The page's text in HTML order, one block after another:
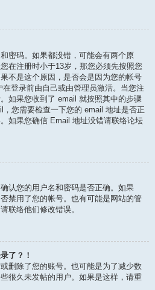
密码。如果都没错，可能会有两个原
在注册时小于13岁，那您必须先按照您
不是这个原因，是否会是因为您的帐号
登录前由自己或由管理员激活。当您注
如果您收到了 email 就按照其中的步骤
您需要检查一下您的 email 地址是否正
如果您确信 Email 地址没错请联络论坛
认您的用户名和密码是否正确。如果
禁用了您的帐号。也有可能是网站的管
联络他们修改错误。
了？！
删除了您的账号。也可能是为了减少数
很久未发帖的用户。如果是这样，请重